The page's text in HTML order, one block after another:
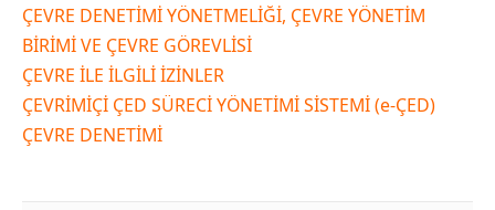
ÇEVRE DENETİMİ YÖNETMELİĞİ, ÇEVRE YÖNETİM
BİRİMİ VE ÇEVRE GÖREVLİSİ
ÇEVRE İLE İLGİLİ İZİNLER
ÇEVRİMİÇİ ÇED SÜRECİ YÖNETİMİ SİSTEMİ (e-ÇED)
ÇEVRE DENETİMİ